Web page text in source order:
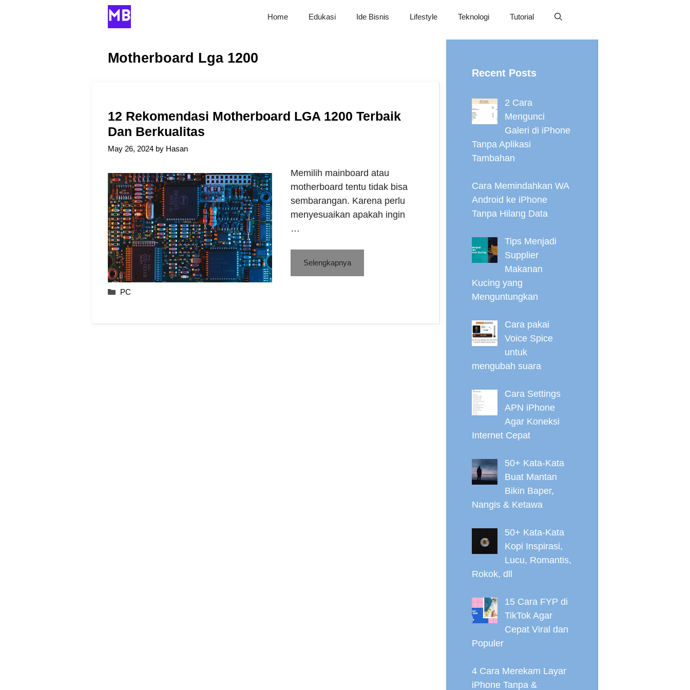
Home Edukasi Ide Bisnis Lifestyle Teknologi Tutorial
Motherboard Lga 1200
12 Rekomendasi Motherboard LGA 1200 Terbaik
Dan Berkualitas
May 26, 2024 by Hasan
Memilih mainboard atau
motherboard tentu tidak bisa
sembarangan. Karena perlu
menyesuaikan apakah ingin
…
Selengkapnya
Categories
PC
Recent Posts
2 Cara
Mengunci
Galeri di iPhone
Tanpa Aplikasi
Tambahan
Cara Memindahkan WA
Android ke iPhone
Tanpa Hilang Data
Tips Menjadi
Supplier
Makanan
Kucing yang
Menguntungkan
Cara pakai
Voice Spice
untuk
mengubah suara
Cara Settings
APN iPhone
Agar Koneksi
Internet Cepat
50+ Kata-Kata
Buat Mantan
Bikin Baper,
Nangis & Ketawa
50+ Kata-Kata
Kopi Inspirasi,
Lucu, Romantis,
Rokok, dll
15 Cara FYP di
TikTok Agar
Cepat Viral dan
Populer
4 Cara Merekam Layar
iPhone Tanpa &